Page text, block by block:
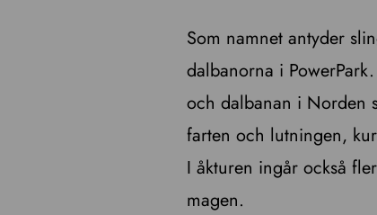
Som namnet antyder
dalbanorna i
och dalbanan i Norden
farten och lutningen,
I åkturen ingår också
magen.